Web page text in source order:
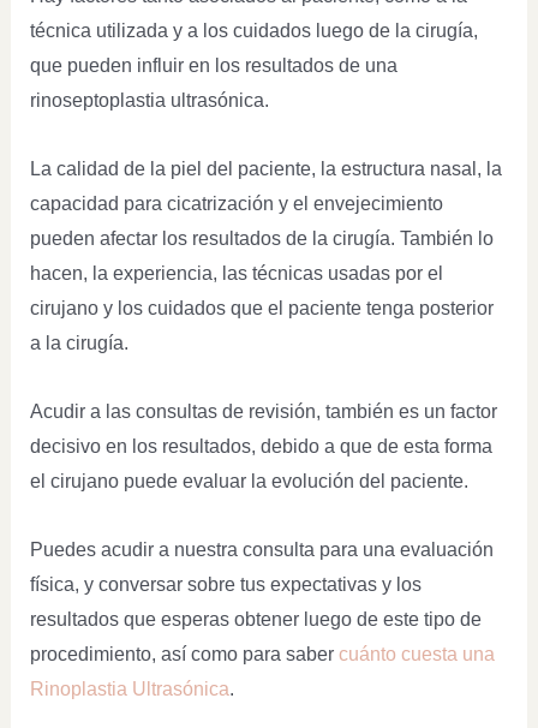
técnica utilizada y a los cuidados luego de la cirugía,
que pueden influir en los resultados de una
rinoseptoplastia ultrasónica.
La calidad de la piel del paciente, la estructura nasal, la
capacidad para cicatrización y el envejecimiento
pueden afectar los resultados de la cirugía. También lo
hacen, la experiencia, las técnicas usadas por el
cirujano y los cuidados que el paciente tenga posterior
a la cirugía.
Acudir a las consultas de revisión, también es un factor
decisivo en los resultados, debido a que de esta forma
el cirujano puede evaluar la evolución del paciente.
Puedes acudir a nuestra consulta para una evaluación
física, y conversar sobre tus expectativas y los
resultados que esperas obtener luego de este tipo de
procedimiento, así como para saber cuánto cuesta una
Rinoplastia Ultrasónica.